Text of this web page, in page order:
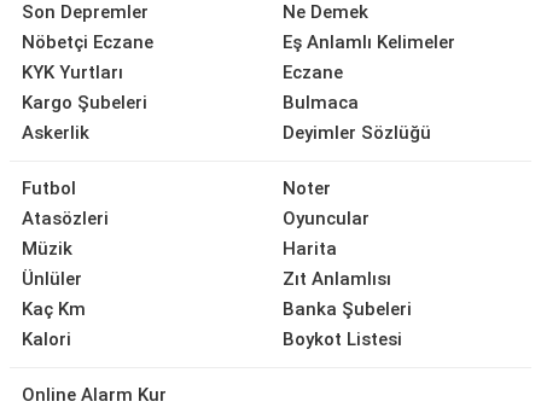
Son Depremler
Nöbetçi Eczane
KYK Yurtları
Kargo Şubeleri
Askerlik
Ne Demek
Eş Anlamlı Kelimeler
Eczane
Bulmaca
Deyimler Sözlüğü
Futbol
Atasözleri
Müzik
Ünlüler
Kaç Km
Kalori
Noter
Oyuncular
Harita
Zıt Anlamlısı
Banka Şubeleri
Boykot Listesi
Online Alarm Kur